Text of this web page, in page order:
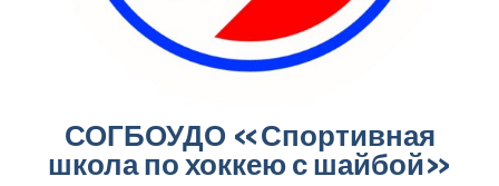
СОГБОУДО «‎Спортивная
школа по хоккею с шайбой»‎